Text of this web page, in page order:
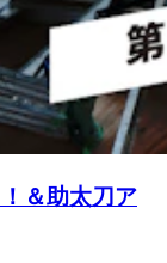
＆助太刀ア